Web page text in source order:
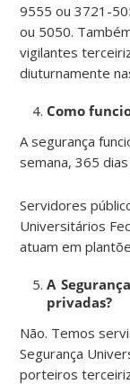
9555 ou 3721-
ou 5050.
vigilantes
diuturnamente
Como
A segurança
semana, 365
Servidores
Universitários
atuam em
A
privadas?
Não. Temos
Segurança
porteiros